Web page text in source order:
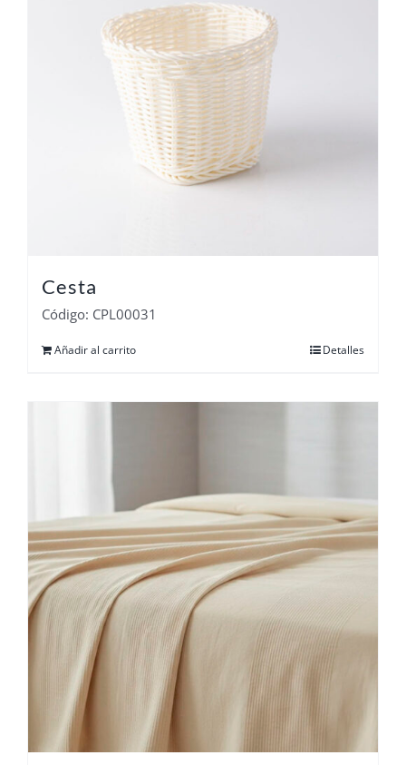
Cesta
Código: CPL00031
Añadir al carrito Detalles